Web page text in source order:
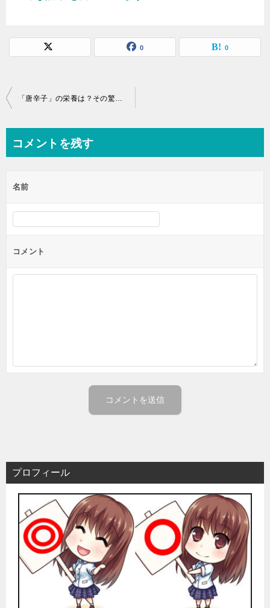
0 0
投
ビ
ー
シ
ン
「唐辛子」の栄養は？その驚愕の健康効果とは？
コメントを残す
名前
コメント
プロフィール